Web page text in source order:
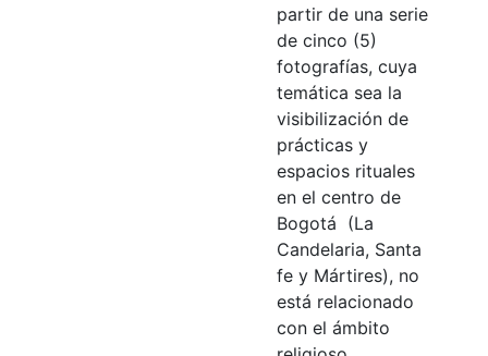
partir de una serie
de cinco (5)
fotografías, cuya
temática sea la
visibilización de
prácticas y
espacios rituales
en el centro de
Bogotá (La
Candelaria, Santa
fe y Mártires), no
está relacionado
con el ámbito